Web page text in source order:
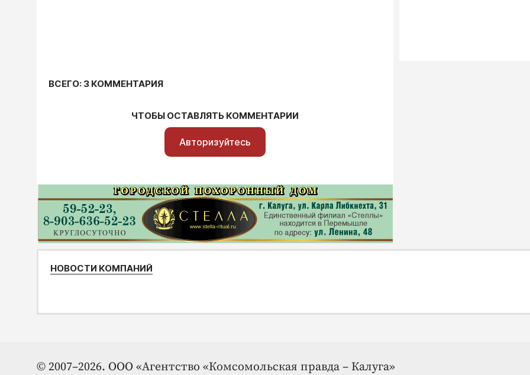
ВСЕГО: 3 КОММЕНТАРИЯ
ЧТОБЫ ОСТАВЛЯТЬ КОММЕНТАРИИ
Авторизуйтесь
НОВОСТИ КОМПАНИЙ
© 2007–2026. ООО «Агентство «Комсомольская правда – Калуга»